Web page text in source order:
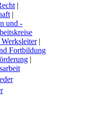
|
|
und -
|
Fortbildung
|